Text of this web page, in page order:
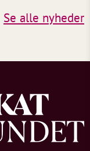
Se alle nyheder